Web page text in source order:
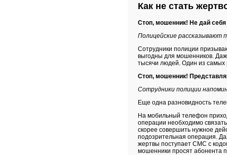
Как не стать
Стоп, мошенник! Не дай
Полицейские рассказывают
Сотрудники полиции
выгодны для мошенников.
тысячи людей. Один из
Стоп, мошенник!
Сотрудники полиции
Еще одна разновидность
На мобильный телефон
операции необходимо
скорее совершить нужное
подозрительная операция.
жертвы поступает СМС с
мошенники просят абонента